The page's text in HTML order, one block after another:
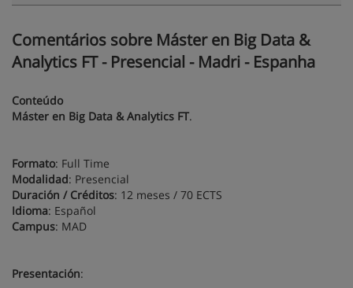
Comentários sobre Máster en Big Data &
Analytics FT - Presencial - Madri - Espanha
Conteúdo
Máster en Big Data & Analytics FT.
Formato: Full Time
Modalidad: Presencial
Duración / Créditos: 12 meses / 70 ECTS
Idioma: Español
Campus: MAD
Presentación: